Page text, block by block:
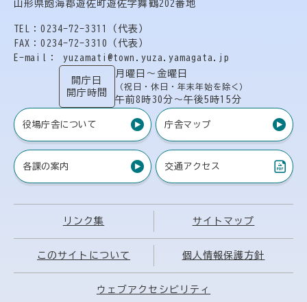
山形県飽海郡遊佐町遊佐字舞鶴202番地
TEL：0234-72-3311（代表）
FAX：0234-72-3310（代表）
E-mail： yuzamati@town.yuza.yamagata.jp
開庁日
開庁時間
月曜日〜金曜日
（祝日・休日・年末年始を除く）
午前8時30分〜午後5時15分
役場庁舎について 庁舎マップ
各課の案内 交通アクセス
（PDF）
リンク集 サイトマップ
このサイトについて 個人情報保護方針
ウェブアクセシビリティ